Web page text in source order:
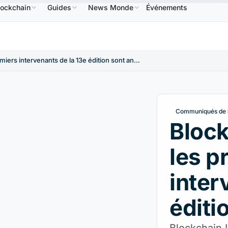
BNBBNB586,64 $US↑2.10% USDCUSDC0,9995 $US↑0.00% XRP
Guides News Monde Événements
Blockchain Life 2024 : les premiers intervenants de la 13e édition sont annoncés
Communiqués de
les